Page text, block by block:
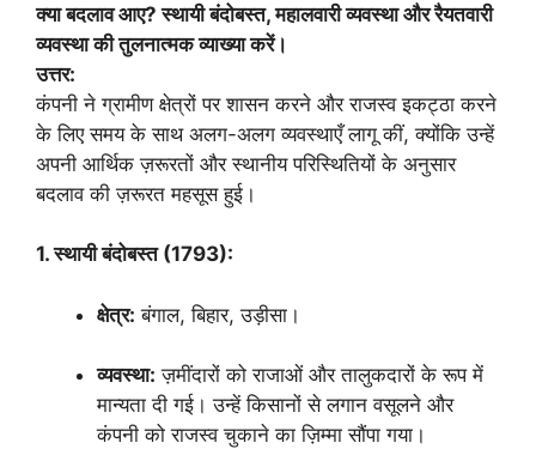
क्या बदलाव आए? स्थायी बंदोबस्त, महालवारी व्यवस्था और रैयतवारी
व्यवस्था की तुलनात्मक व्याख्या करें।
उत्तर:
कंपनी ने ग्रामीण क्षेत्रों पर शासन करने और राजस्व इकट्ठा करने
के लिए समय के साथ अलग-अलग व्यवस्थाएँ लागू कीं, क्योंकि उन्हें
अपनी आर्थिक ज़रूरतों और स्थानीय परिस्थितियों के अनुसार
बदलाव की ज़रूरत महसूस हुई।
1. स्थायी बंदोबस्त (1793):
क्षेत्र: बंगाल, बिहार, उड़ीसा।
व्यवस्था: ज़मींदारों को राजाओं और तालुकदारों के रूप में
मान्यता दी गई। उन्हें किसानों से लगान वसूलने और
कंपनी को राजस्व चुकाने का ज़िम्मा सौंपा गया।